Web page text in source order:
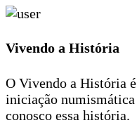
Vivendo a História
O Vivendo a História
iniciação
conosco essa história.